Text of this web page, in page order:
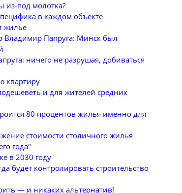
из-под молотка?
в каждом объекте
жилье
Владимир Папруга: Минск был
ничего не разрушая, добиваться
квартиру
и для жителей средних
80 процентов жилья именно для
стоимости столичного жилья
года"
в 2030 году
будет контролировать строительство
— и никаких альтернатив!